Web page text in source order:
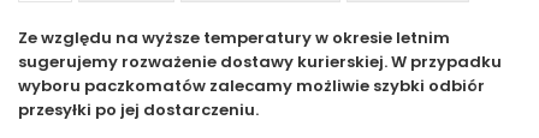
Ze względu na wyższe temperatury w okresie letnim
sugerujemy rozważenie dostawy kurierskiej. W przypadku
wyboru paczkomatów zalecamy możliwie szybki odbiór
przesyłki po jej dostarczeniu.